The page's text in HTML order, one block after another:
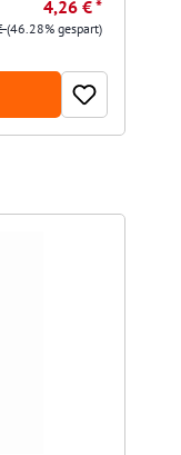
4,26 € *
(46.28% gespart)